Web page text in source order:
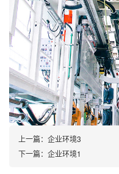
上一篇：企业环境3
下一篇：企业环境1